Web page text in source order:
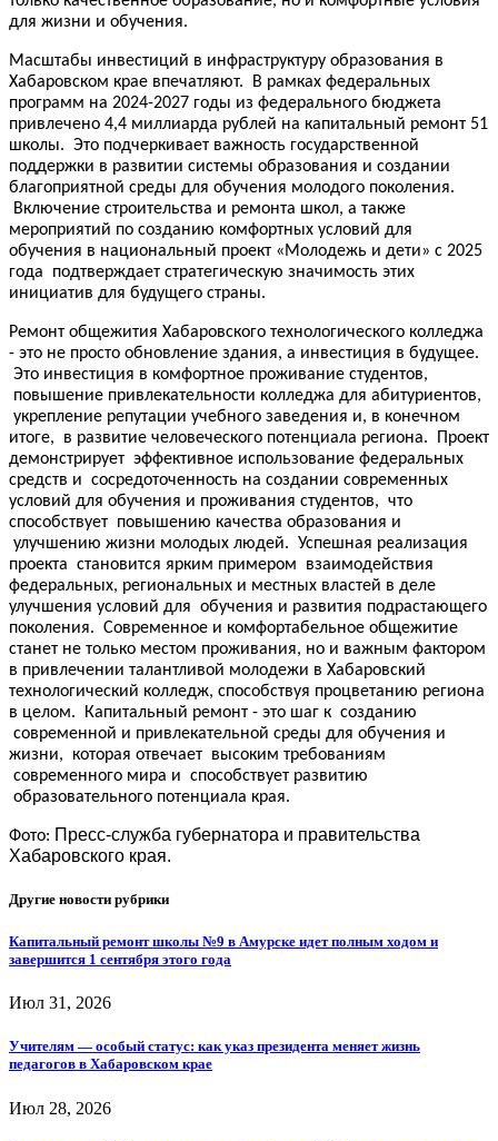
для жизни и обучения.
Масштабы инвестиций в инфраструктуру образования в
Хабаровском крае впечатляют. В рамках федеральных
программ на 2024-2027 годы из федерального бюджета
привлечено 4,4 миллиарда рублей на капитальный ремонт 51
школы. Это подчеркивает важность государственной
поддержки в развитии системы образования и создании
благоприятной среды для обучения молодого поколения.
Включение строительства и ремонта школ, а также
мероприятий по созданию комфортных условий для
обучения в национальный проект «Молодежь и дети» с 2025
года подтверждает стратегическую значимость этих
инициатив для будущего страны.
Ремонт общежития Хабаровского технологического колледжа
- это не просто обновление здания, а инвестиция в будущее.
Это инвестиция в комфортное проживание студентов,
повышение привлекательности колледжа для абитуриентов,
укрепление репутации учебного заведения и, в конечном
итоге, в развитие человеческого потенциала региона. Проект
демонстрирует эффективное использование федеральных
средств и сосредоточенность на создании современных
условий для обучения и проживания студентов, что
способствует повышению качества образования и
улучшению жизни молодых людей. Успешная реализация
проекта становится ярким примером взаимодействия
федеральных, региональных и местных властей в деле
улучшения условий для обучения и развития подрастающего
поколения. Современное и комфортабельное общежитие
станет не только местом проживания, но и важным фактором
в привлечении талантливой молодежи в Хабаровский
технологический колледж, способствуя процветанию региона
в целом. Капитальный ремонт - это шаг к созданию
современной и привлекательной среды для обучения и
жизни, которая отвечает высоким требованиям
современного мира и способствует развитию
образовательного потенциала края.
Фото: Пресс-служба губернатора и правительства
Хабаровского края.
Другие новости рубрики
Капитальный ремонт школы №9 в Амурске идет полным ходом и
завершится 1 сентября этого года
Июл 31, 2026
Учителям — особый статус: как указ президента меняет жизнь
педагогов в Хабаровском крае
Июл 28, 2026